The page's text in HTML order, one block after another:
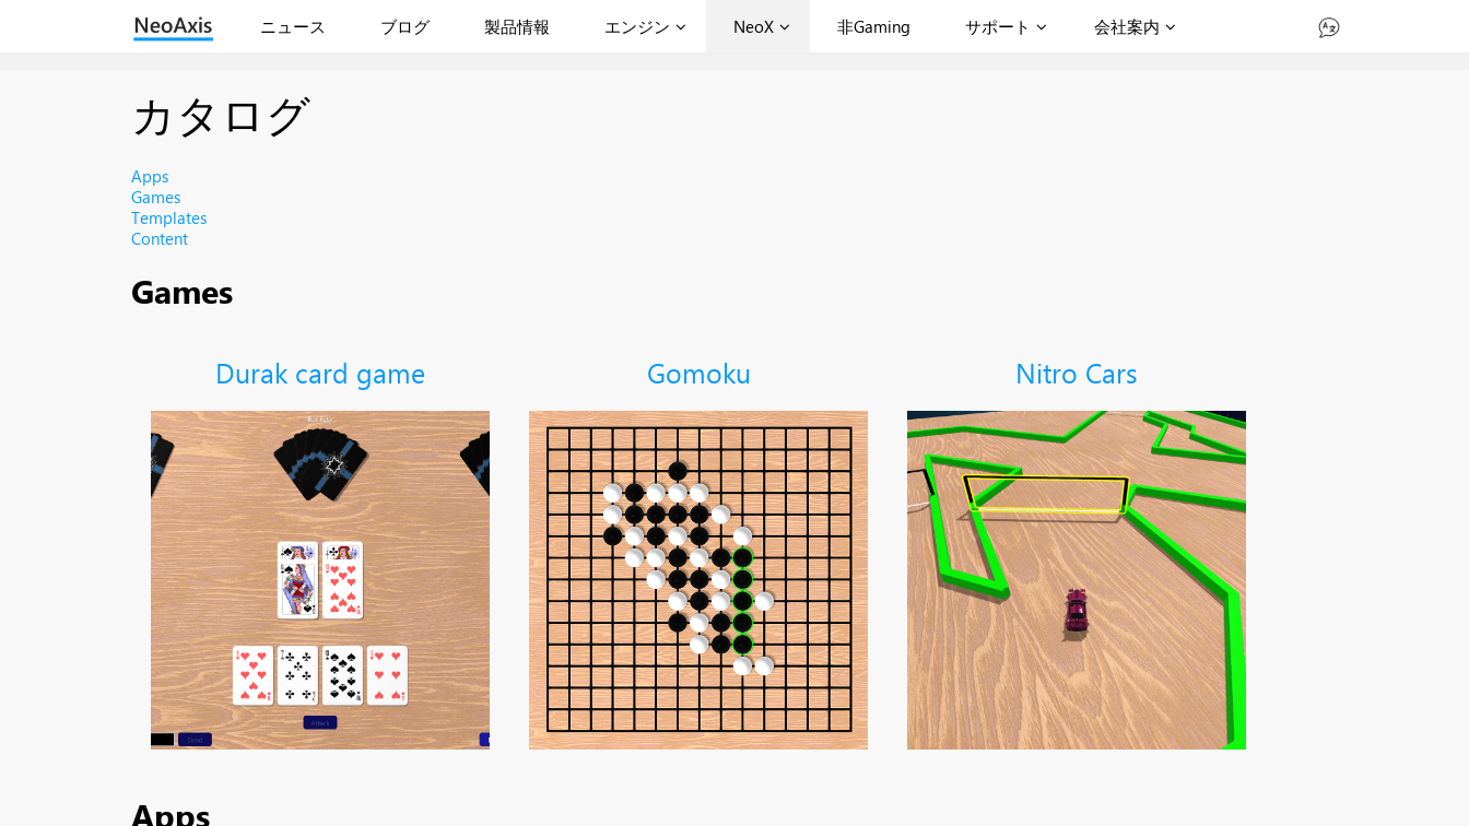
ニュース ブログ 製品情報 エンジン NeoX 非Gaming サポート 会社案内
カタログ
Apps
Games
Templates
Content
Games
Durak card game Gomoku Nitro Cars
Apps